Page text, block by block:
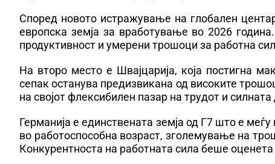
Според новото истражување на глобален
европска земја за вработување во 2026
продуктивност и умерени трошоци за работна
На второ место е Швајцарија, која постигна
сепак останува предизвикана од високите
на својот флексибилен пазар на трудот и
Германија е единствената земја од Г7 што е
во работоспособна возраст, зголемување на
Конкурентноста на работната сила беше